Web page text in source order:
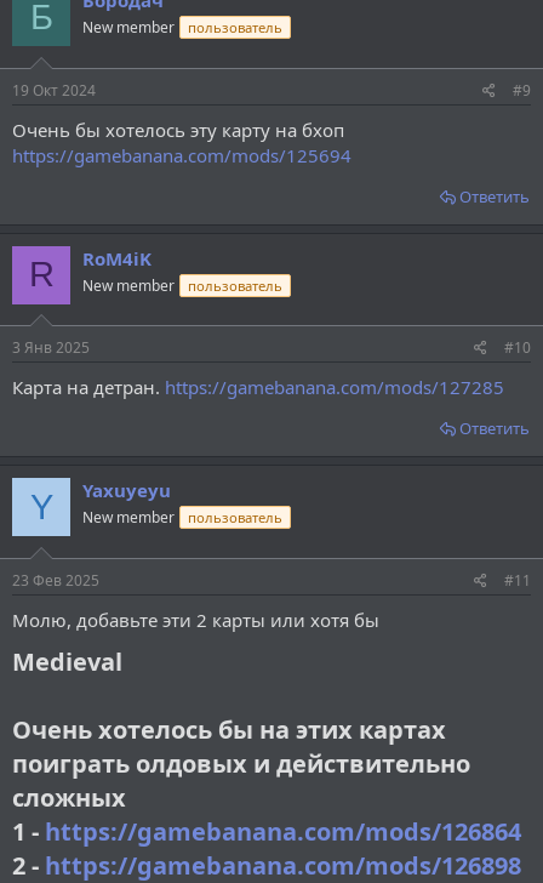
Б New member пользователь
19 Окт 2024 #9
Очень бы хотелось эту карту на бхоп
https://gamebanana.com/mods/125694
Ответить
R RoM4iK
New member пользователь
3 Янв 2025 #10
Карта на детран. https://gamebanana.com/mods/127285
Ответить
Y Yaxuyeyu
New member пользователь
23 Фев 2025 #11
Молю, добавьте эти 2 карты или хотя бы
Medieval
Очень хотелось бы на этих картах
поиграть олдовых и действительно
сложных
1 - https://gamebanana.com/mods/126864
2 - https://gamebanana.com/mods/126898